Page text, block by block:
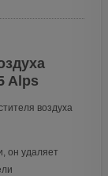
Alps
воздуха
он удаляет